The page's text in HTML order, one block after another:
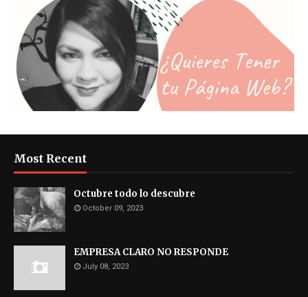
Most Recent
Octubre todo lo descubre
October 09, 2023
EMPRESA CLARO NO RESPONDE
July 08, 2023